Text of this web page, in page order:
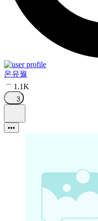
온유월
1.1K
3
•••